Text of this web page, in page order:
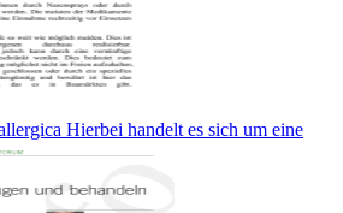
Hierbei handelt es sich um eine